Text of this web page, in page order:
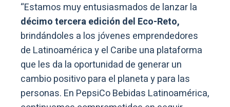
“Estamos muy entusiasmados de lanzar la
décimo tercera edición del Eco-Reto,
brindándoles a los jóvenes emprendedores
de Latinoamérica y el Caribe una plataforma
que les da la oportunidad de generar un
cambio positivo para el planeta y para las
personas. En PepsiCo Bebidas Latinoamérica,